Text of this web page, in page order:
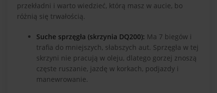
przekładni i warto wiedzieć, którą masz w aucie, bo
różnią się trwałością.
Suche sprzęgła (skrzynia DQ200): Ma 7 biegów i
trafia do mniejszych, słabszych aut. Sprzęgła w tej
skrzyni nie pracują w oleju, dlatego gorzej znoszą
częste ruszanie, jazdę w korkach, podjazdy i
manewrowanie.